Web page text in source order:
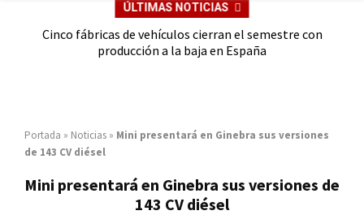
ÚLTIMAS NOTICIAS
Cinco fábricas de vehículos cierran el semestre con
producción a la baja en España
Portada » Noticias » Mini presentará en Ginebra sus versiones
de 143 CV diésel
Mini presentará en Ginebra sus versiones de
143 CV diésel